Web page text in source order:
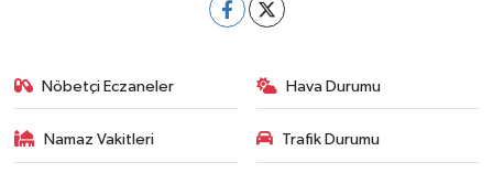
Nöbetçi Eczaneler Hava Durumu
Namaz Vakitleri Trafik Durumu